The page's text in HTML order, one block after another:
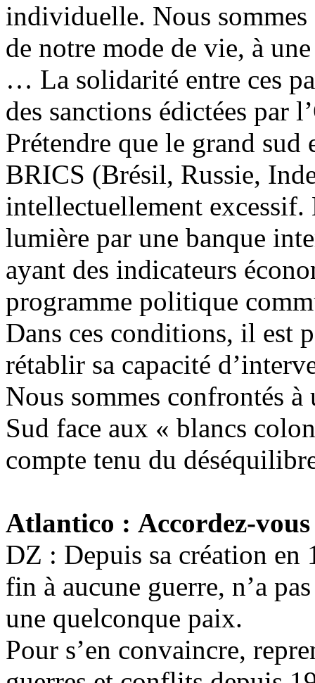
individuelle. Nous sommes
de notre mode de vie, à
… La solidarité entre ces
des sanctions édictées par
Prétendre que le grand sud
BRICS (Brésil, Russie,
intellectuellement excessif.
lumière par une banque
ayant des indicateurs
programme politique
Dans ces conditions, il est
rétablir sa capacité
Nous sommes confrontés
Sud face aux « blancs
compte tenu du
Atlantico : Accordez-
DZ : Depuis sa création en
fin à aucune guerre, n’a
une quelconque paix.
Pour s’en convaincre,